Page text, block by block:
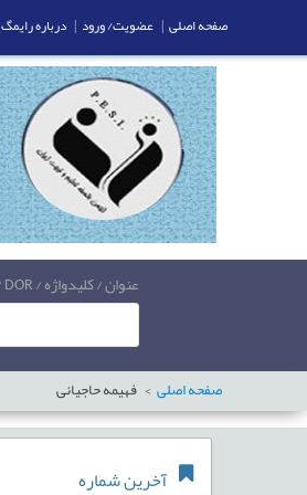
عنوان / کلیدواژه / DOI / DOR
صفحه اصلی فهیمه حاجیانی
آخرین شماره
صفحه اصلی | عضویت/ ورود | درباره رایمگ